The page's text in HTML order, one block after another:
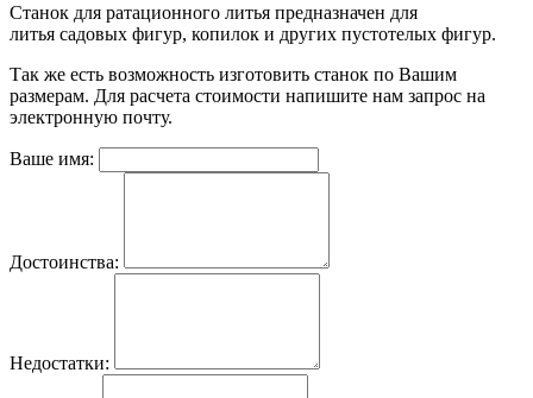
Станок для ратационного литья предназначен для
литья садовых фигур, копилок и других пустотелых фигур.
Так же есть возможность изготовить станок по Вашим
размерам. Для расчета стоимости напишите нам запрос на
электронную почту.
Ваше имя:
Достоинства:
Недостатки: